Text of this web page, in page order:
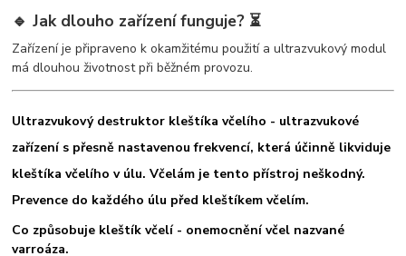
🔹 Jak dlouho zařízení funguje? ⏳
Zařízení je připraveno k okamžitému použití a ultrazvukový modul
má dlouhou životnost při běžném provozu.
Ultrazvukový destruktor kleštíka včelího - ultrazvukové
zařízení s přesně nastavenou frekvencí, která účinně likviduje
kleštíka včelího v úlu. Včelám je tento přístroj neškodný.
Prevence do každého úlu před kleštíkem včelím.
Co způsobuje kleštík včelí - onemocnění včel nazvané
varroáza.